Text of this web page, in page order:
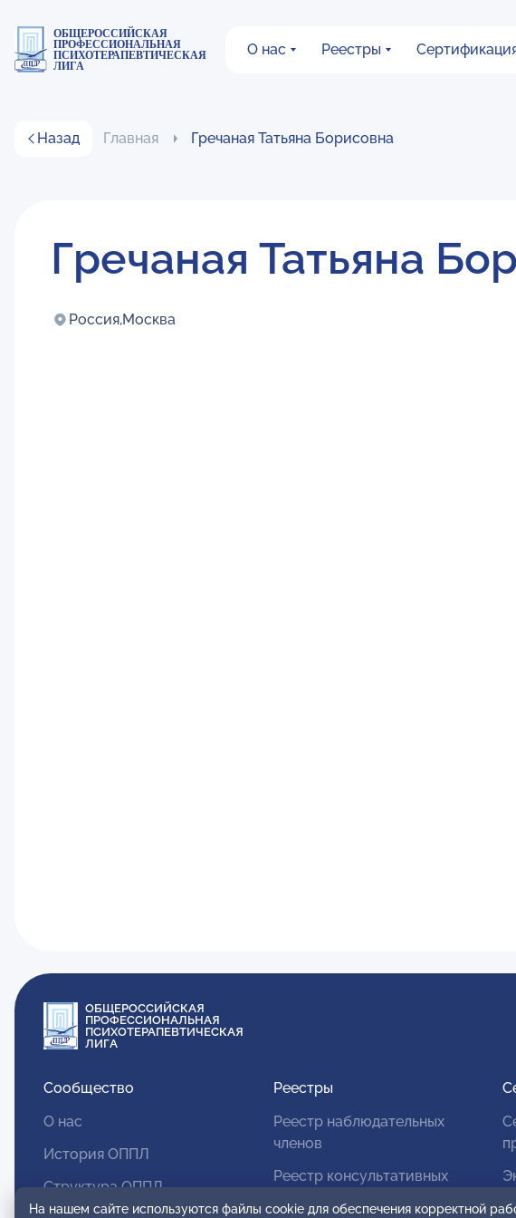
ОБЩЕРОССИЙСКАЯ
ПРОФЕССИОНАЛЬНАЯ
ПСИХОТЕРАПЕВТИЧЕСКАЯ
ЛИГА
О нас Реестры
Назад Главная Гречаная Татьяна Борисовна
Гречаная Татьяна
Россия,Москва
ОБЩЕРОССИЙСКАЯ
ПРОФЕССИОНАЛЬНАЯ
ПСИХОТЕРАПЕВТИЧЕСКАЯ
ЛИГА
Сообщество
О нас
История ОППЛ
Структура ОППЛ
Реестры
Реестр наблюдательных
членов
Реестр консультативных
На нашем сайте используются файлы cookie для обеспечения корректной